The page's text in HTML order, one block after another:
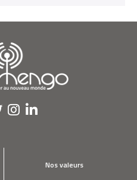
Nos valeurs